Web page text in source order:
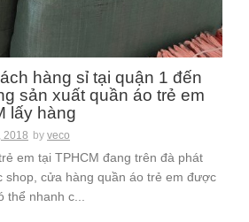
hàng sỉ tại quận 1 đến
sản xuất quần áo trẻ em
lấy hàng
2018 by veco
em tại TPHCM đang trên đà phát
shop, cửa hàng quần áo trẻ em được
nhanh c...